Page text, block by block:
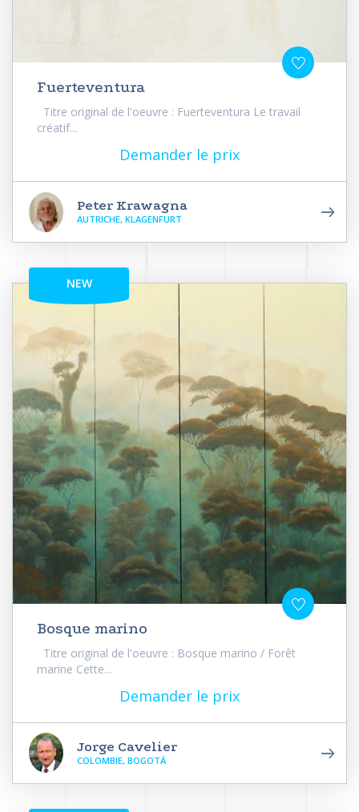
Fuerteventura
Titre original de l'oeuvre : Fuerteventura Le travail
créatif...
Demander le prix
Peter Krawagna
AUTRICHE, KLAGENFURT
NEW
Bosque marino
Titre original de l'oeuvre : Bosque marino / Forêt
marine Cette...
Demander le prix
Jorge Cavelier
COLOMBIE, BOGOTÁ